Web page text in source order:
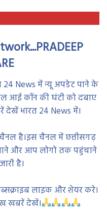
News में न्यू अपडेट पाने के
आई कॉन की घंटी को दबाए
देखें भारत 24 News में।
है।इस चैनल में छत्तीसगढ़
और आप लोगो तक पहुंचाने
है।
लाइक और शेयर करे।
खबरें देखें।